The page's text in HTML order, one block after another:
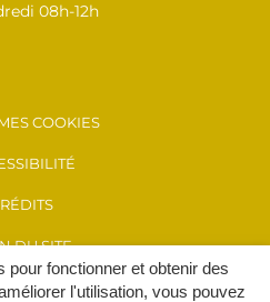
pour fonctionner et obtenir des
l'utilisation, vous pouvez
08h-12h
COOKIES
DU SITE
LÉGALES